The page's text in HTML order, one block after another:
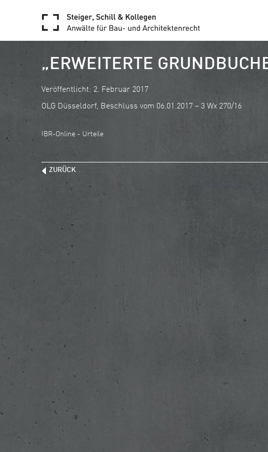
„ERWEITERTE
Veröffentlicht: 2. Februar 2017
OLG Düsseldorf, Beschluss vom 06.01.2017 – 3 Wx 270/16
IBR-Online - Urteile
ZURÜCK